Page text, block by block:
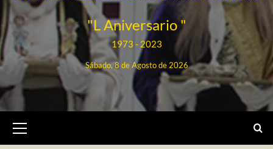
"L Aniversario "
1973 - 2023
Sábado, 8 de Agosto de 2026
primario